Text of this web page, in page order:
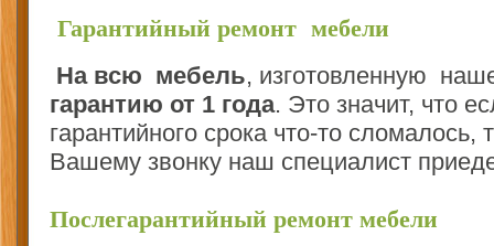
Гарантийный ремонт мебели
На всю мебель, изготовленную
гарантию от 1 года. Это значит, что
гарантийного срока что-то сломалось,
Вашему звонку наш специалист
Послегарантийный ремонт мебели